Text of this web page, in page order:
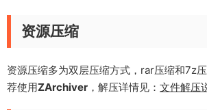
资源压缩
资源压缩多为双层压缩方式，rar压缩和7z
荐使用ZArchiver ，解压详情见： 文件解压